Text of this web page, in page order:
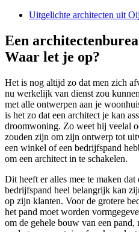
Uitgelichte architecten uit
Een
Waar let je op?
Het is nog altijd zo dat men zich
nu werkelijk van dienst zou
met alle ontwerpen aan je
is het zo dat een architect je kan
droomwoning. Zo weet hij veelal
zouden zijn om zijn ontwerp tot
een winkel of een bedrijfspand
om een architect in te schakelen.
Dit heeft er alles mee te maken dat
bedrijfspand heel belangrijk kan
op zijn klanten. Voor de grotere
het pand moet worden
om de gehele bouw van een